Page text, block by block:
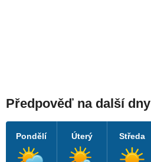
Předpověď na další dny
Pondělí Úterý Středa